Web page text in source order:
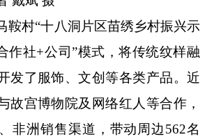
村“十八洞片区苗绣乡村振兴示
作社+公司”模式，将传统纹样融
发了服饰、文创等各类产品。近
故宫博物院及网络红人等合作，
非洲销售渠道，带动周边562名